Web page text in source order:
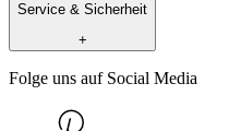
Service & Sicherheit
+
Folge uns auf Social Media